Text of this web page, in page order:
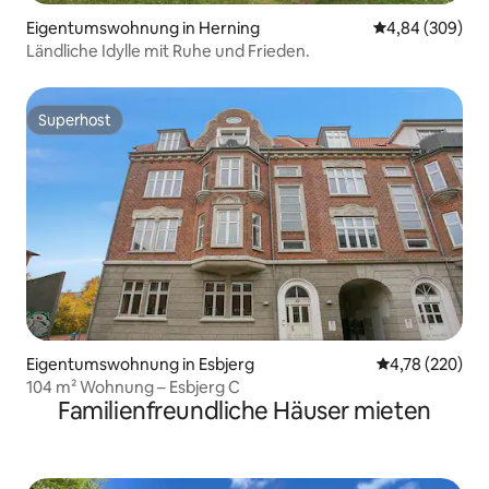
Eigentumswohnung in Herning
4,84 (309)
Ländliche Idylle mit Ruhe und Frieden.
Superhost
Superhost
Eigentumswohnung in Esbjerg
4,78 (220)
104 m² Wohnung – Esbjerg C
Familienfreundliche Häuser mieten